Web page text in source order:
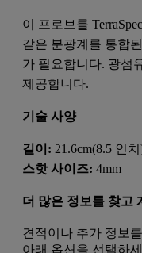
이 프로브를
같은 분광계를 통합
가 필요합니다. 광섬
제공합니다.
기술 사양
길이: 21.6cm(8.5 인
스핫 사이즈: 4mm
더 많은 정보를 찾고
견적이나 추가 정보
아래 옵션을 선택하